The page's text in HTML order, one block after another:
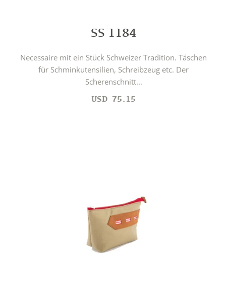
SS 1184
Necessaire mit ein Stück Schweizer Tradition. Täschen
für Schminkutensilien, Schreibzeug etc. Der
Scherenschnitt...
USD 75.15